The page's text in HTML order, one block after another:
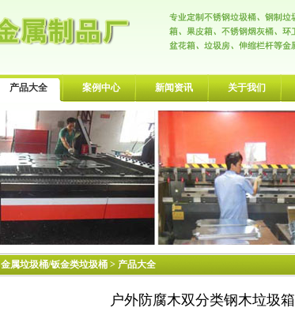
产品大全 案例中心 新闻资讯 关于我们
金属垃圾桶/钣金类垃圾桶 > 产品大全
户外防腐木双分类钢木垃圾箱